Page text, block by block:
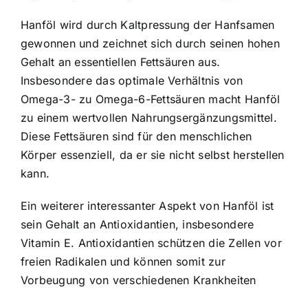
Hanföl wird durch Kaltpressung der Hanfsamen
gewonnen und zeichnet sich durch seinen hohen
Gehalt an essentiellen Fettsäuren aus.
Insbesondere das optimale Verhältnis von
Omega-3- zu Omega-6-Fettsäuren macht Hanföl
zu einem wertvollen Nahrungsergänzungsmittel.
Diese Fettsäuren sind für den menschlichen
Körper essenziell, da er sie nicht selbst herstellen
kann.
Ein weiterer interessanter Aspekt von Hanföl ist
sein Gehalt an Antioxidantien, insbesondere
Vitamin E. Antioxidantien schützen die Zellen vor
freien Radikalen und können somit zur
Vorbeugung von verschiedenen Krankheiten